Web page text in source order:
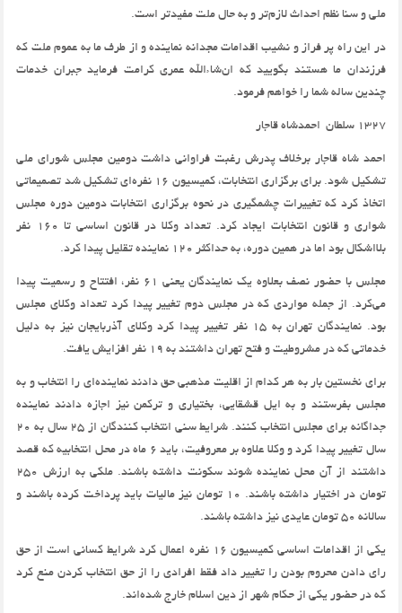
ملی و سنا نظم احداث لازم‌تر و به حال ملت مفیدتر است.
در این راه پر فراز و نشیب اقدامات مجدانه نماینده و از طرف ما به عموم ملت که
فرزندان ما هستند بگویید که ان‌شاءالله عمری کرامت فرماید جبران خدمات
چندین ساله شما را خواهم فرمود.
1327 سلطان احمدشاه قاجار
احمد شاه قاجار برخلاف پدرش رغبت فراوانی داشت دومین مجلس شورای ملی
تشکیل شود. برای برگزاری انتخابات، کمیسیون 16 نفره‌ای تشکیل شد تصمیماتی
اتخاذ کرد که تغییرات چشمگیری در نحوه برگزاری انتخابات دومین دوره مجلس
شواری و قانون انتخابات ایجاد کرد. تعداد وکلا در قانون اساسی تا 160 نفر
بلااشکال بود اما در همین دوره، به حداکثر 120 نماینده تقلیل پیدا کرد.
مجلس با حضور نصف بعلاوه یک نمایندگان یعنی 61 نفر، افتتاح و رسمیت پیدا
می‌کرد. از جمله مواردی که در مجلس دوم تغییر پیدا کرد تعداد وکلای مجلس
بود. نمایندگان تهران به 15 نفر تغییر پیدا کرد وکلای آذربایجان نیز به دلیل
خدماتی که در مشروطیت و فتح تهران داشتند به 19 نفر افزایش یافت.
برای نخستین بار به هر کدام از اقلیت مذهبی حق دادند نماینده‌ای را انتخاب و به
مجلس بفرستند و به ایل قشقایی، بختیاری و ترکمن نیز اجازه دادند نماینده
جداگانه برای مجلس انتخاب کنند. شرایط سنی انتخاب کنندگان از 25 سال به 20
سال تغییر پیدا کرد و وکلا علاوه بر معروفیت،‌ باید 6 ماه در محل انتخابیه که قصد
داشتند از آن محل نماینده شوند سکونت داشته باشند. ملکی به ارزش 250
تومان در اختیار داشته باشند. 10 تومان نیز مالیات باید پرداخت کرده باشند و
سالانه 50 تومان عایدی نیز داشته باشند.
یکی از اقدامات اساسی کمیسیون 16 نفره اعمال کرد شرایط کسانی است از حق
رای دادن محروم بودن را تغییر داد فقط افرادی را از حق انتخاب کردن منع کرد
که در حضور یکی از حکام شهر از دین اسلام خارج شده‌اند.